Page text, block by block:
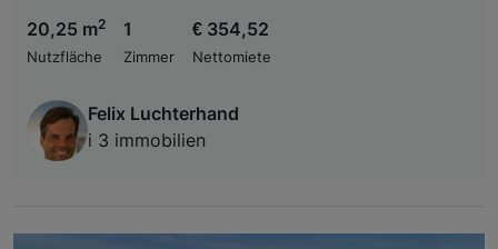
20,25 m2
Nutzfläche
1
Zimmer
€ 354,52
Nettomiete
Felix Luchterhand
i 3 immobilien